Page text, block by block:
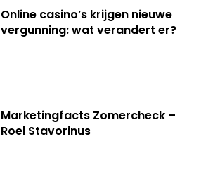
Online casino’s krijgen nieuwe
vergunning: wat verandert er?
Marketingfacts Zomercheck –
Roel Stavorinus